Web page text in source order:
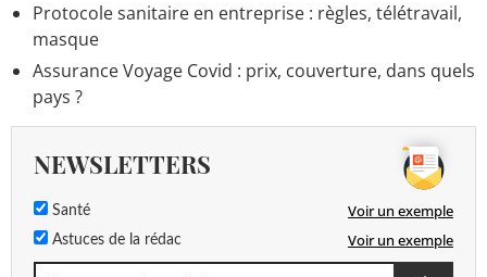
Kétoprofène ?> Accueil - Types de médicaments
Protocole sanitaire en entreprise : règles, télétravail,
masque
Assurance Voyage Covid : prix, couverture, dans quels
pays ?
NEWSLETTERS
Santé Voir un exemple
Astuces de la rédac Voir un exemple